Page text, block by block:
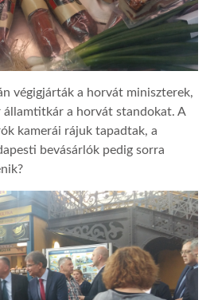
végigjárták a horvát miniszterek,
államtitkár a horvát standokat. A
kamerái rájuk tapadtak, a
bevásárlók pedig sorra